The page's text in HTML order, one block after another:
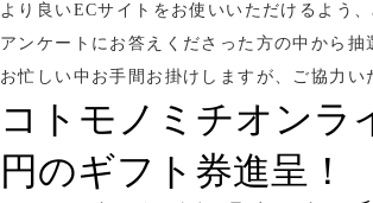
より良いECサイトをお使いいただけるよう
アンケートにお答えくださった方の中から
お忙しい中お手間お掛けしますが、ご協力い